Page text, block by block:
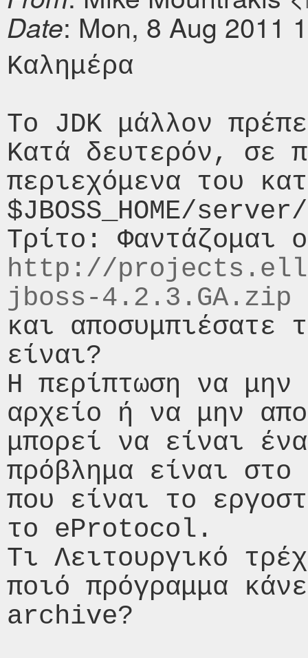
Date: Mon, 8 Aug 2011
Καλημέρα
Το JDK μάλλον
Κατά δευτερόν, σε
περιεχόμενα του
$JBOSS_HOME/
http://
jboss-4.2.3.GA.zip
και αποσυμπιέσατε
είναι?
Η περίπτωση να μην
αρχείο ή να μην
μπορεί να είναι
πρόβλημα είναι στο
που είναι το
το eProtocol.
Τι Λειτουργικό
ποιό πρόγραμμα
archive?